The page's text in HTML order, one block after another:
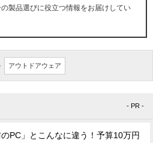
製品選びに役立つ情報をお届けしてい
アウトドアウェア
- PR -
のPC」とこんなに違う！予算10万円